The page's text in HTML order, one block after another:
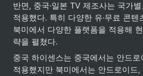
반면, 중국·일본 TV 제조사는 국가
적용했다. 특히 다양한 유·무료 콘
북미에서 다양한 플랫폼을 적용해
략을 펼쳤다.
중국 하이센스는 중국에서는 안드
적용했지만 북미에서는 안드로이드,